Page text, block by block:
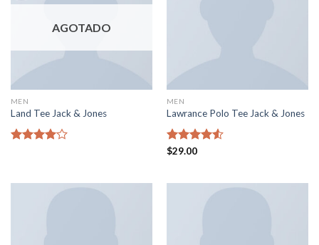
AGOTADO
MEN
Land Tee Jack & Jones
MEN
Lawrance Polo Tee Jack & Jones
Valorado
$29.00